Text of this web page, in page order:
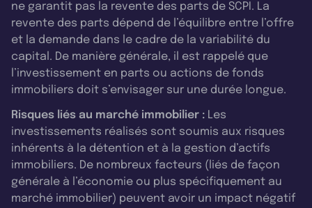
ne garantit pas la revente des parts de SCPI. La
revente des parts dépend de l’équilibre entre l’offre
et la demande dans le cadre de la variabilité du
capital. De manière générale, il est rappelé que
l’investissement en parts ou actions de fonds
immobiliers doit s’envisager sur une durée longue.
Risques liés au marché immobilier : Les
investissements réalisés sont soumis aux risques
inhérents à la détention et à la gestion d’actifs
immobiliers. De nombreux facteurs (liés de façon
générale à l’économie ou plus spécifiquement au
marché immobilier) peuvent avoir un impact négatif